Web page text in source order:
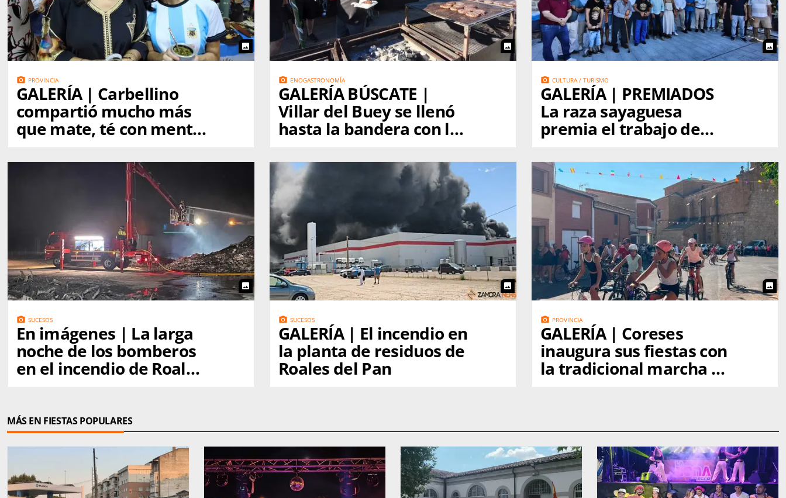
photo
photo_camera PROVINCIA
GALERÍA | Carbellino
compartió mucho más
que mate, té con menta
photo
photo_camera ENOGASTRONOMÍA
GALERÍA BÚSCATE |
Villar del Buey se llenó
hasta la bandera con la
photo
photo_camera CULTURA / TURISMO
GALERÍA | PREMIADOS
La raza sayaguesa
premia el trabajo de
viva
photo
photo_camera SUCESOS
En imágenes | La larga
noche de los bomberos
en el incendio de Roales
photo
photo_camera SUCESOS
GALERÍA | El incendio en
la planta de residuos de
Roales del Pan
photo
photo_camera PROVINCIA
GALERÍA | Coreses
inaugura sus fiestas con
la tradicional marcha a
MÁS EN FIESTAS POPULARES